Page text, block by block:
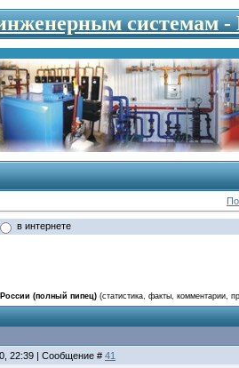
инженерным
в интернете
России (полный пипец) (статистика, факты, комментарии,
22:39 | Сообщение # 41